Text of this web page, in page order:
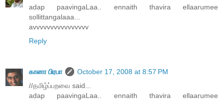
adap paavingaLaa.. ennaith thavira ellaarumee
sollittangalaaa...
avvvvvvvvvvvvvvvv
Reply
கானா பிரபா
October 17, 2008 at 8:57 PM
//தமிழ்ப்பறவை said...
adap paavingaLaa.. ennaith thavira ellaarumee